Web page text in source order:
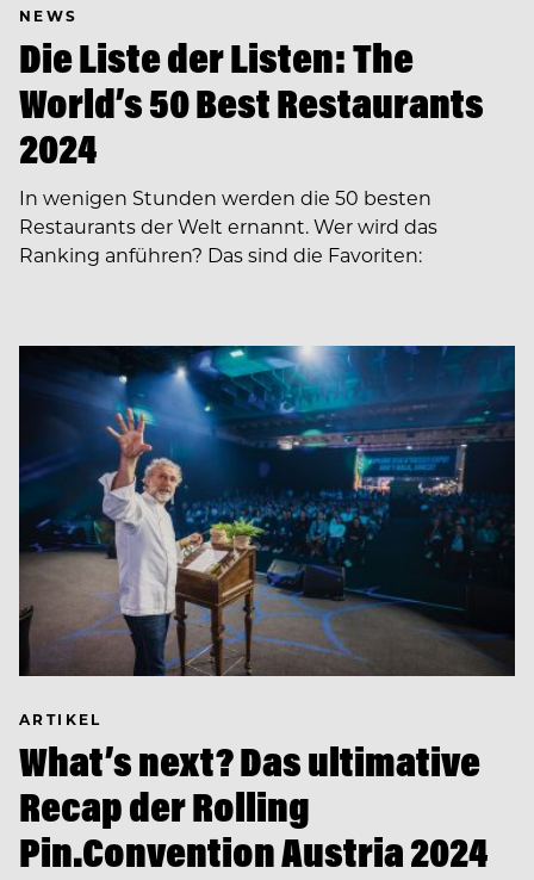
NEWS
Die Liste der Listen: The
World’s 50 Best Restaurants
2024
In wenigen Stunden werden die 50 besten
Restaurants der Welt ernannt. Wer wird das
Ranking anführen? Das sind die Favoriten:
ARTIKEL
What’s next? Das ultimative
Recap der Rolling
Pin.Convention Austria 2024